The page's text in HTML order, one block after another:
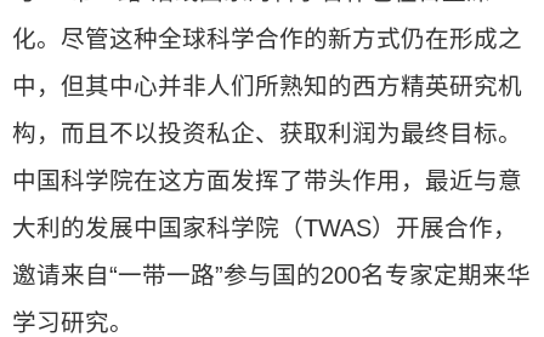
化。尽管这种全球科学合作的新方式仍在形成之
中，但其中心并非人们所熟知的西方精英研究机
构，而且不以投资私企、获取利润为最终目标。
中国科学院在这方面发挥了带头作用，最近与意
大利的发展中国家科学院（TWAS）开展合作，
邀请来自“一带一路”参与国的200名专家定期来华
学习研究。